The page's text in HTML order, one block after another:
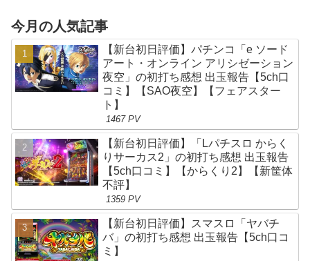
今月の人気記事
【新台初日評価】パチンコ「e ソード
アート・オンライン アリシゼーション
夜空」の初打ち感想 出玉報告【5ch口
コミ】【SAO夜空】【フェアスター
ト】
1467 PV
【新台初日評価】「Lパチスロ からく
りサーカス2」の初打ち感想 出玉報告
【5ch口コミ】【からくり2】【新筐体
不評】
1359 PV
【新台初日評価】スマスロ「ヤバチ
バ」の初打ち感想 出玉報告【5ch口コ
ミ】